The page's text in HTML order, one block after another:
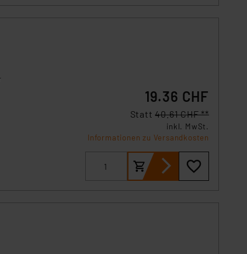
mit unzureichendem
bestehen.
19.36 CHF
Statt40.61 CHF **
inkl. MwSt.
Informationen zu Versandkosten